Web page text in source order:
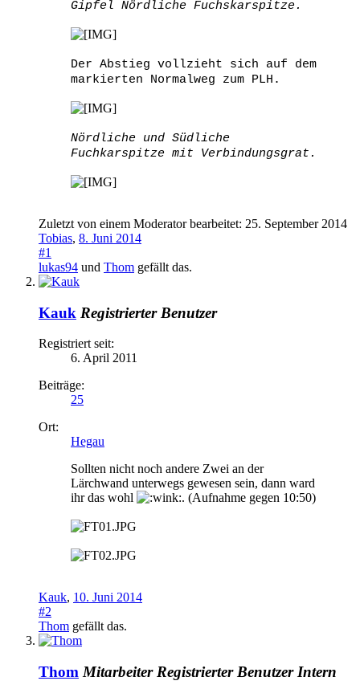
Gipfel Nördliche Fuchskarspitze.
Der Abstieg vollzieht sich auf dem
markierten Normalweg zum PLH.
Nördliche und Südliche
Fuchkarspitze mit Verbindungsgrat.
Zuletzt von einem Moderator bearbeitet: 25. September 2014
Tobias, 8. Juni 2014
#1
lukas94 und Thom gefällt das.
Kauk Registrierter Benutzer
Registriert seit:
6. April 2011
Beiträge:
25
Ort:
Hegau
Sollten nicht noch andere Zwei an der
Lärchwand unterwegs gewesen sein, dann ward
ihr das wohl
. (Aufnahme gegen 10:50)
Kauk, 10. Juni 2014
#2
Thom gefällt das.
Thom Mitarbeiter Registrierter Benutzer Intern